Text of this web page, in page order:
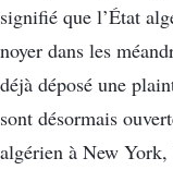
signifié que l’État
noyer dans les
déjà déposé une
sont désormais
algérien à New York,